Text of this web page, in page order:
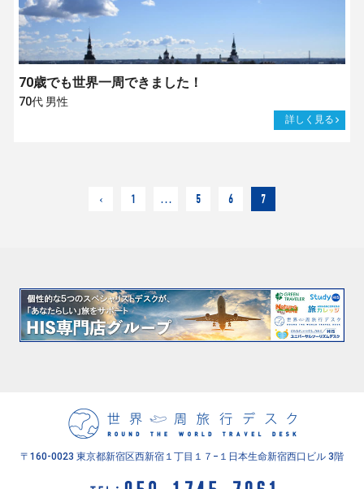
70歳でも世界一周できました！
70代 男性
詳しく見る
‹ 1 … 5 6 7
〒160-0023 東京都新宿区西新宿１丁目１７−１ 日本生命新宿西口ビル 3階